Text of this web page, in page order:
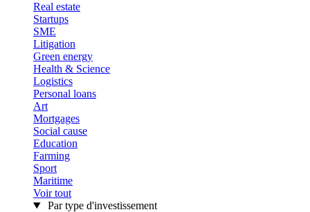
Real estate
Startups
SME
Litigation
Green energy
Health & Science
Logistics
Personal loans
Art
Mortgages
Social cause
Education
Farming
Sport
Maritime
Voir tout
Par type d'investissement